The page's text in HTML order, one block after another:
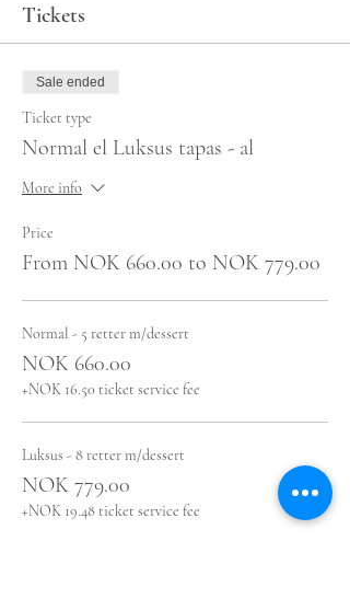
Tickets
Sale ended
Ticket type
Normal el Luksus tapas - al
More info
Price
From NOK 660.00 to NOK 779.00
Normal - 5 retter m/dessert
NOK 660.00
+NOK 16.50 ticket service fee
Luksus - 8 retter m/dessert
NOK 779.00
+NOK 19.48 ticket service fee